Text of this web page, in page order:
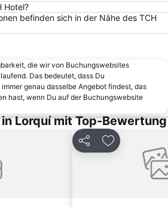
Valladolises y Lo Jurado
Hotel?
befinden sich in der Nähe des TCH
die wir von Buchungswebsites
Das bedeutet, dass Du
genau dasselbe Angebot findest, das
hast, wenn Du auf der Buchungswebsite
Lorquí mit Top-Bewertung
Teilen Zu Favoriten